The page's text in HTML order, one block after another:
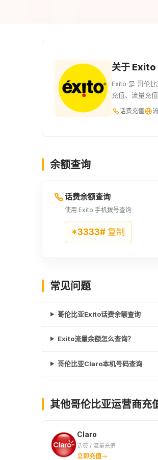
关于 Exito
Exito 是 哥伦
充值、流量充
话费充值
余额查询
话费余额查询
使用 Exito 手机拨号查询
*3333# 复制
常见问题
哥伦比亚Exito话费余额查询
Exito流量余额怎么查询？
哥伦比亚Claro本机号码查询
其他哥伦比亚运营商充
Claro
话费 / 流量充值
立即充值